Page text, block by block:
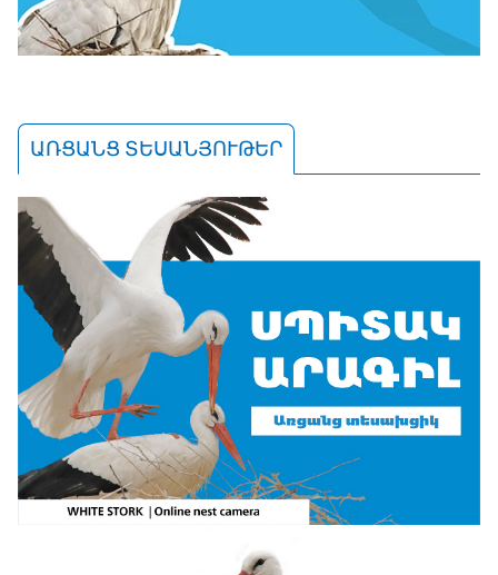
ԱՌՑԱՆՑ ՏԵՍԱՆՅՈՒԹԵՐ